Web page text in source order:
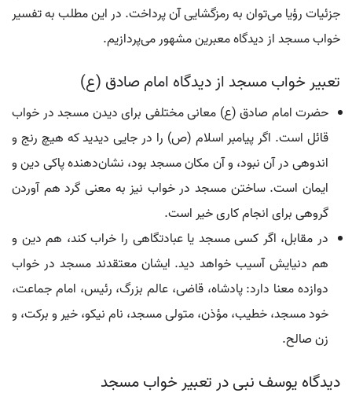
جزئیات رؤیا می‌توان به رمزگشایی آن پرداخت. در این مطلب به تفسیر
خواب مسجد از دیدگاه معبرین مشهور می‌پردازیم.
تعبیر خواب مسجد از دیدگاه امام صادق (ع)
حضرت امام صادق (ع) معانی مختلفی برای دیدن مسجد در خواب
قائل است. اگر پیامبر اسلام (ص) را در جایی دیدید که هیچ رنج و
اندوهی در آن نبود، و آن مکان مسجد بود، نشان‌دهنده پاکی دین و
ایمان است. ساختن مسجد در خواب نیز به معنی گرد هم آوردن
گروهی برای انجام کاری خیر است.
در مقابل، اگر کسی مسجد یا عبادتگاهی را خراب کند، هم دین و
هم دنیایش آسیب خواهد دید. ایشان معتقدند مسجد در خواب
دوازده معنا دارد: پادشاه، قاضی، عالم بزرگ، رئیس، امام جماعت،
خود مسجد، خطیب، مؤذن، متولی مسجد، نام نیکو، خیر و برکت، و
زن صالح.
دیدگاه یوسف نبی در تعبیر خواب مسجد